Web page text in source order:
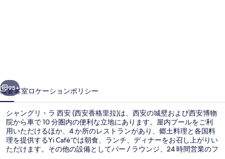
安
(西
安
香
格
95+
概要客室ロケーションポリシー
シャングリ・ラ 西安 (西安香格里拉)は、西安の城壁および西安博物
院から車で 10 分圏内の便利な立地にあります。屋内プールをご利
用いただけるほか、4 か所のレストランがあり、郷土料理と各国料
理を提供するYi Caféでは朝食、ランチ、ディナーをお召し上がりい
ただけます。その他の設備としてバー / ラウンジ、24 時間営業のフ